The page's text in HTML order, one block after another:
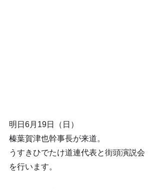
明日6月19日（日）
榛葉賀津也幹事長が来道。
うすきひでたけ道連代表と街頭演説会
を行います。